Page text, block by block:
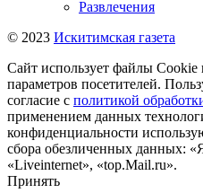
Развлечения
© 2023 Искитимская газета
Сайт использует файлы Cookie
параметров посетителей.
согласие с политикой
применением данных
конфиденциальности
сбора обезличенных данных:
«Liveinternet», «top.Mail.ru».
Принять